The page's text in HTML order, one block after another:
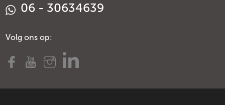
06 - 30634639
Volg ons op: